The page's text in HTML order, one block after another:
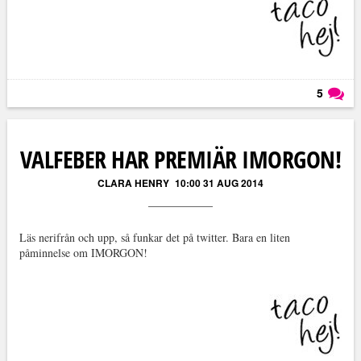
5
VALFEBER HAR PREMIÄR IMORGON!
CLARA HENRY 10:00 31 AUG 2014
Läs nerifrån och upp, så funkar det på twitter. Bara en liten
påminnelse om IMORGON!